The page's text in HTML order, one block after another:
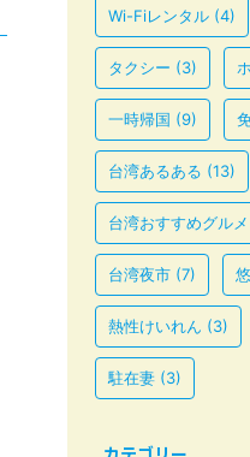
Wi-Fiレンタル (4)
タクシー (3)
一時帰国 (9)
台湾あるある (13)
台湾おすすめグルメ
台湾夜市 (7)
熱性けいれん (3)
駐在妻 (3)